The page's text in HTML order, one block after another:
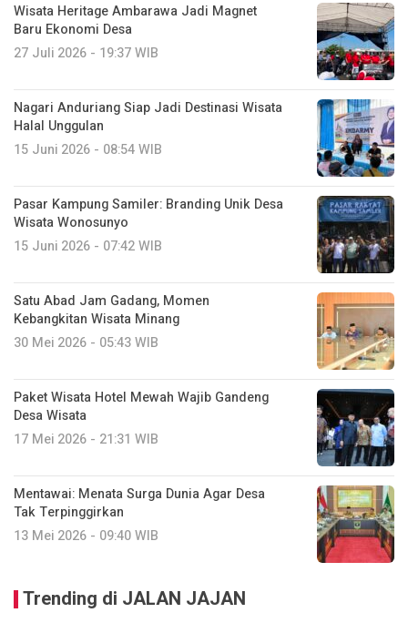
Wisata Heritage Ambarawa Jadi Magnet
Baru Ekonomi Desa
27 Juli 2026 - 19:37 WIB
Nagari Anduriang Siap Jadi Destinasi Wisata
Halal Unggulan
15 Juni 2026 - 08:54 WIB
Pasar Kampung Samiler: Branding Unik Desa
Wisata Wonosunyo
15 Juni 2026 - 07:42 WIB
Satu Abad Jam Gadang, Momen
Kebangkitan Wisata Minang
30 Mei 2026 - 05:43 WIB
Paket Wisata Hotel Mewah Wajib Gandeng
Desa Wisata
17 Mei 2026 - 21:31 WIB
Mentawai: Menata Surga Dunia Agar Desa
Tak Terpinggirkan
13 Mei 2026 - 09:40 WIB
Trending di JALAN JAJAN